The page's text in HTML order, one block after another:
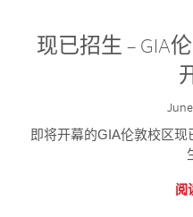
现已招生 – GIA
即将开幕的GIA伦敦校区
阅